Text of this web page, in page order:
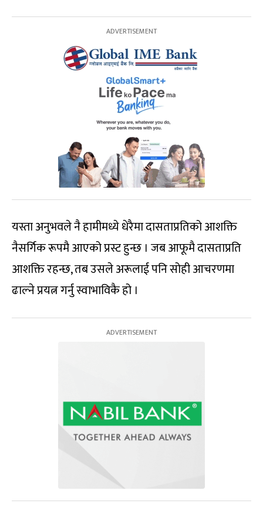
यस्ता अनुभवले नै हामीमध्ये धेरैमा दासताप्रतिको आशक्ति
नैसर्गिक रूपमै आएको प्रस्ट हुन्छ । जब आफूमै दासताप्रति
आशक्ति रहन्छ, तब उसले अरूलाई पनि सोही आचरणमा
ढाल्ने प्रयत्न गर्नु स्वाभाविकै हो ।